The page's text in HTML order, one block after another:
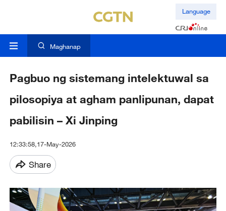
Language
Maghanap
Pagbuo ng sistemang intelektuwal sa
pilosopiya at agham panlipunan, dapat
pabilisin – Xi Jinping
12:33:58,17-May-2026
Share